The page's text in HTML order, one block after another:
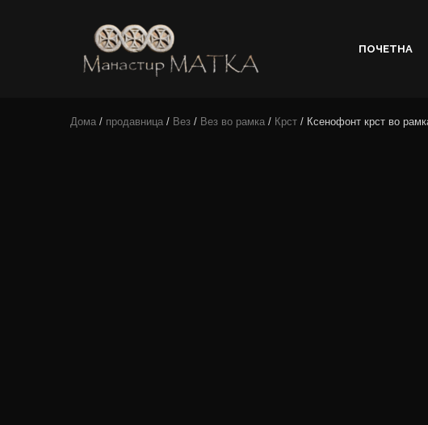
ПОЧЕТНА
Дома / продавница / Вез / Вез во рамка / Крст / Ксенофонт крст во